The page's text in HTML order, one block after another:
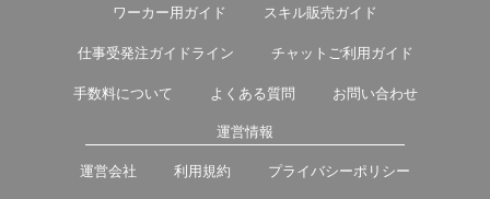
ワーカー用ガイド スキル販売ガイド
仕事受発注ガイドライン チャットご利用ガイド
手数料について よくある質問 お問い合わせ
運営情報
運営会社 利用規約 プライバシーポリシー